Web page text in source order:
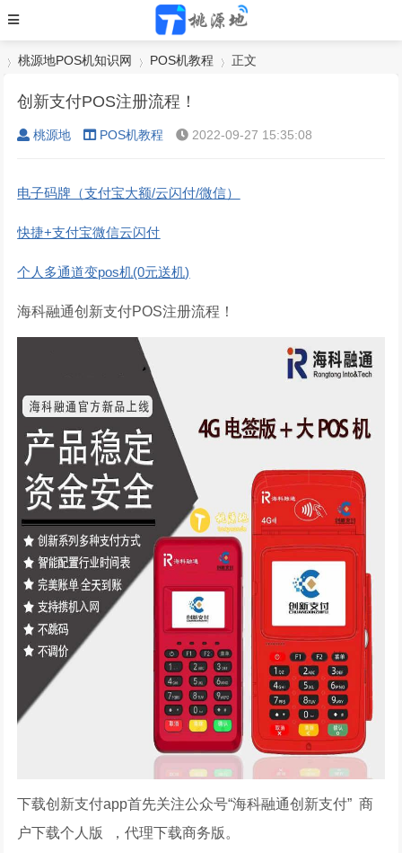
桃源地POS机知识网
›
POS机教程
›
正文
创新支付POS注册流程！
桃源地 POS机教程 2022-09-27 15:35:08
电子码牌（支付宝大额/云闪付/微信）
快捷+支付宝微信云闪付
个人多通道变pos机(0元送机)
海科融通创新支付POS注册流程！
下载创新支付app首先关注公众号“海科融通创新支付” 商
户下载个人版 ，代理下载商务版。